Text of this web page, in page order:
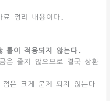
료 정리 내용이다.
룰이 적용되지 않는다.
은 줄지 않으므로 결국 상환
은 크게 문제 되지 않는다